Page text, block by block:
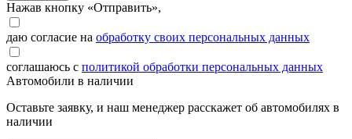
Нажав кнопку «Отправить»,
даю согласие на обработку своих персональных данных
соглашаюсь с политикой обработки персональных данных
Автомобили в наличии
Оставьте заявку, и наш менеджер расскажет об автомобилях в
наличии